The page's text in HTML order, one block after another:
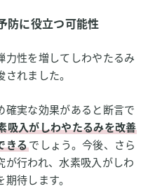
防に役立つ可能性
力性を増してしわやたるみ
れました。
確実な効果があると断言で
吸入がしわやたるみを改善
きるでしょう。今後、さら
が行われ、水素吸入がしわ
待します。